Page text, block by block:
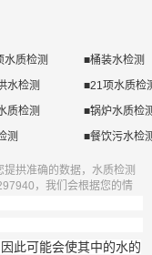
水质检测
■桶装水检测
水检测
■21项水质检
质检测
■锅炉水质检
测 ■餐饮污水检
拱准确的数据，水质检测
，我们会根据您的情
使其中的水的